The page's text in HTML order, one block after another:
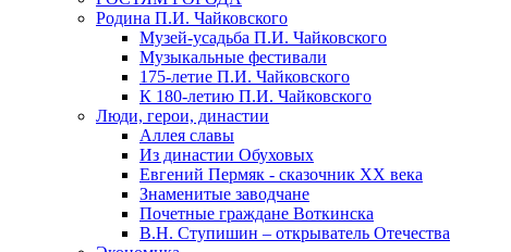
Родина П.И. Чайковского
Музей-усадьба П.И. Чайковского
Музыкальные фестивали
175-летие П.И. Чайковского
К 180-летию П.И. Чайковского
Люди, герои, династии
Аллея славы
Из династии Обуховых
Евгений Пермяк - сказочник XX века
Знаменитые заводчане
Почетные граждане Воткинска
В.Н. Ступишин – открыватель Отечества